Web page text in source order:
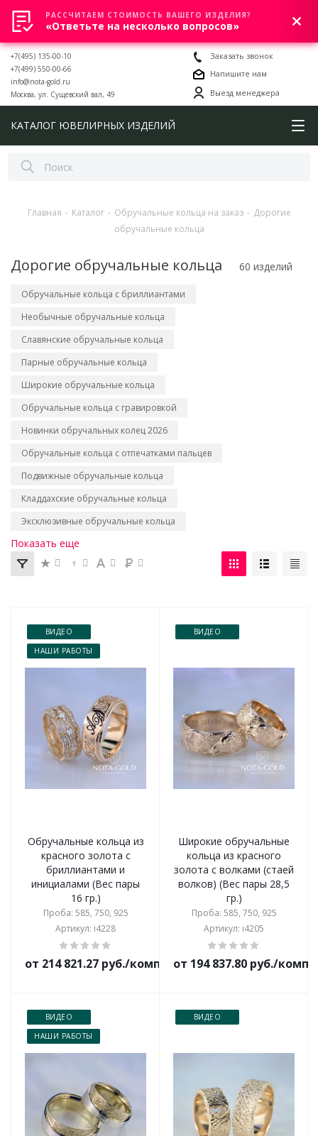
0
+7(495) 135-00-10
+7(499) 550-00-66
info@nota-gold.ru
Москва, ул. Сущевский вал, 49
Заказать звонок
Напишите нам
Выезд менеджера
КАТАЛОГ ЮВЕЛИРНЫХ ИЗДЕЛИЙ
Главная - Каталог - Обручальные кольца на заказ - Дорогие
обручальные кольца
Дорогие обручальные кольца 60 изделий
Обручальные кольца с бриллиантами
Необычные обручальные кольца
Славянские обручальные кольца
Парные обручальные кольца
Широкие обручальные кольца
Обручальные кольца с гравировкой
Новинки обручальных колец 2026
Обручальные кольца с отпечатками пальцев
Подвижные обручальные кольца
Кладдахские обручальные кольца
Эксклюзивные обручальные кольца
Показать еще
ВИДЕО
НАШИ РАБОТЫ
Обручальные кольца из
красного золота с
бриллиантами и
инициалами (Вес пары
16 гр.)
Проба: 585, 750, 925
Артикул: i4228
от 214 821.27 руб./комплект
ВИДЕО
Широкие обручальные
кольца из красного
золота с волками (стаей
волков) (Вес пары 28,5
гр.)
Проба: 585, 750, 925
Артикул: i4205
от 194 837.80 руб./
ВИДЕО
НАШИ РАБОТЫ
ВИДЕО
РАССЧИТАЕМ СТОИМОСТЬ ВАШЕГО ИЗДЕЛИЯ?
«Ответьте на несколько вопросов»